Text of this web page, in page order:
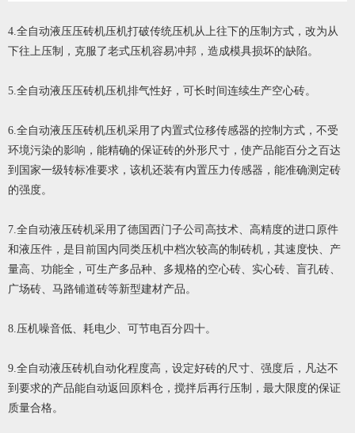
4.全自动液压压砖机压机打破传统压机从上往下的压制方式，改为从
下往上压制，克服了老式压机容易冲邦，造成模具损坏的缺陷。
5.全自动液压压砖机压机排气性好，可长时间连续生产空心砖。
6.全自动液压压砖机压机采用了内置式位移传感器的控制方式，不受
环境污染的影响，能精确的保证砖的外形尺寸，使产品能百分之百达
到国家一级转标准要求，该机还装有内置压力传感器，能准确测定砖
的强度。
7.全自动液压砖机采用了德国西门子公司高技术、高精度的进口原件
和液压件，是目前国内同类压机中档次较高的制砖机，其速度快、产
量高、功能全，可生产多品种、多规格的空心砖、实心砖、盲孔砖、
广场砖、马路铺道砖等新型建材产品。
8.压机噪音低、耗电少、可节电百分四十。
9.全自动液压砖机自动化程度高，设定好砖的尺寸、强度后，凡达不
到要求的产品能自动返回原料仓，搅拌后再行压制，最大限度的保证
质量合格。